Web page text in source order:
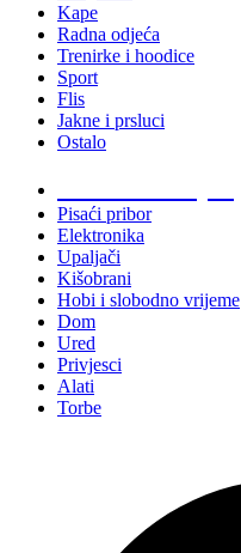
Kape
Radna odjeća
Trenirke i hoodice
Sport
Flis
Jakne i prsluci
Ostalo
Pisaći pribor
Elektronika
Upaljači
Kišobrani
Hobi i slobodno vrijeme
Dom
Ured
Privjesci
Alati
Torbe